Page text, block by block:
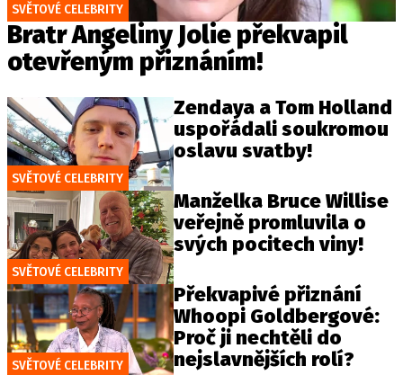
SVĚTOVÉ CELEBRITY
Bratr Angeliny Jolie překvapil
otevřeným přiznáním!
SVĚTOVÉ CELEBRITY
Zendaya a Tom Holland
uspořádali soukromou
oslavu svatby!
SVĚTOVÉ CELEBRITY
Manželka Bruce Willise
veřejně promluvila o
svých pocitech viny!
SVĚTOVÉ CELEBRITY
Překvapivé přiznání
Whoopi Goldbergové:
Proč ji nechtěli do
nejslavnějších rolí?